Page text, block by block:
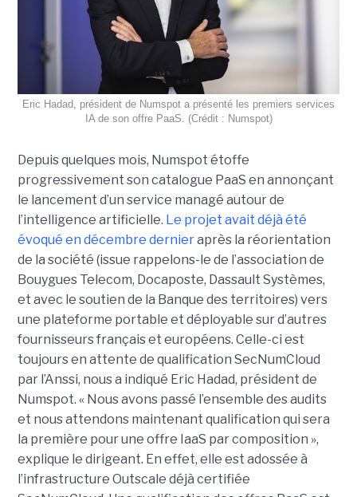
Eric Hadad, président de Numspot a présenté les premiers services
IA de son offre PaaS. (Crédit : Numspot)
Depuis quelques mois, Numspot étoffe
progressivement son catalogue PaaS en annonçant
le lancement d’un service managé autour de
l’intelligence artificielle. Le projet avait déjà été
évoqué en décembre dernieraprès la réorientation
de la société (issue rappelons-le de l’association de
Bouygues Telecom, Docaposte, Dassault Systèmes,
et avec le soutien de la Banque des territoires) vers
une plateforme portable et déployable sur d’autres
fournisseurs français et européens. Celle-ci est
toujours en attente de qualification SecNumCloud
par l’Anssi, nous a indiqué Eric Hadad, président de
Numspot. « Nous avons passé l’ensemble des audits
et nous attendons maintenant qualification qui sera
la première pour une offre IaaS par composition »,
explique le dirigeant. En effet, elle est adossée à
l’infrastructure Outscale déjà certifiée